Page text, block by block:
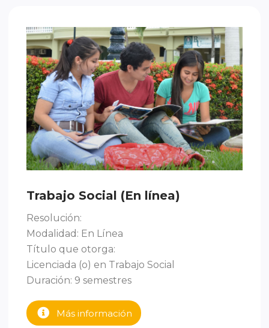
Trabajo Social (En línea)
Resolución:
Modalidad: En Línea
Título que otorga:
Licenciada (o) en Trabajo Social
Duración: 9 semestres
Más información